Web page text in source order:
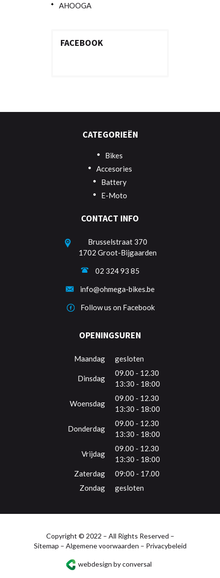
AHOOGA
FACEBOOK
CATEGORIEËN
Bikes
Accesories
Battery
E-Moto
CONTACT INFO
Brusselstraat 370
1702 Groot-Bijgaarden
02 324 93 85
info@ohmega-bikes.be
Follow us on Facebook
OPENINGSUREN
Maandag gesloten
Dinsdag
09.00 - 12.30
13:30 - 18:00
Woensdag
09.00 - 12.30
13:30 - 18:00
Donderdag
09.00 - 12.30
13:30 - 18:00
Vrijdag
09.00 - 12.30
13:30 - 18:00
Zaterdag
09:00 - 17.00
Zondag
gesloten
Copyright © 2022 – All Rights Reserved –
Sitemap – Algemene voorwaarden – Privacybeleid
webdesign by conversal